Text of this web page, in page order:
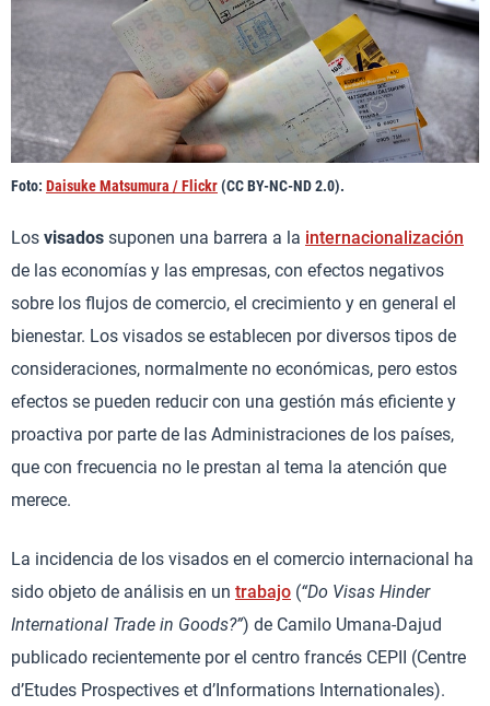
Foto: Daisuke Matsumura / Flickr(CC BY-NC-ND 2.0).
Los visados suponen una barrera a la internacionalización
de las economías y las empresas, con efectos negativos
sobre los flujos de comercio, el crecimiento y en general el
bienestar. Los visados se establecen por diversos tipos de
consideraciones, normalmente no económicas, pero estos
efectos se pueden reducir con una gestión más eficiente y
proactiva por parte de las Administraciones de los países,
que con frecuencia no le prestan al tema la atención que
merece.
La incidencia de los visados en el comercio internacional ha
sido objeto de análisis en un trabajo (“Do Visas Hinder
International Trade in Goods?”) de Camilo Umana-Dajud
publicado recientemente por el centro francés CEPII (Centre
d’Etudes Prospectives et d’Informations Internationales).